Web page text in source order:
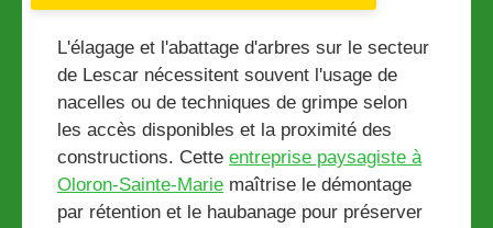
L'élagage et l'abattage d'arbres sur le secteur
de Lescar nécessitent souvent l'usage de
nacelles ou de techniques de grimpe selon
les accès disponibles et la proximité des
constructions. Cette entreprise paysagiste à
Oloron-Sainte-Marie maîtrise le démontage
par rétention et le haubanage pour préserver